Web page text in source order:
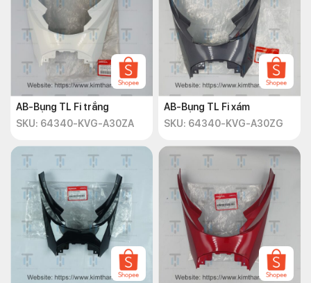
AB-Bụng TL Fi trắng
SKU: 64340-KVG-A30ZA
AB-Bụng TL Fi xám
SKU: 64340-KVG-A30ZG